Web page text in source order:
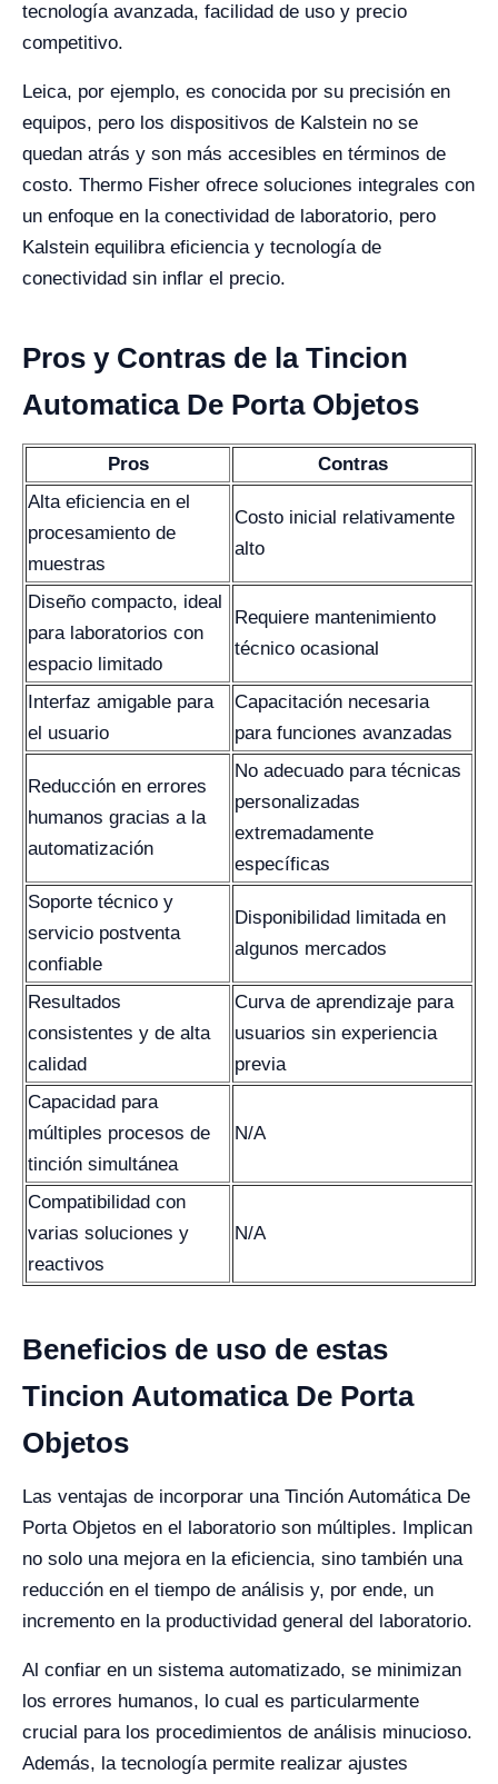
tecnología avanzada, facilidad de uso y precio
competitivo.
Leica, por ejemplo, es conocida por su precisión en
equipos, pero los dispositivos de Kalstein no se
quedan atrás y son más accesibles en términos de
costo. Thermo Fisher ofrece soluciones integrales con
un enfoque en la conectividad de laboratorio, pero
Kalstein equilibra eficiencia y tecnología de
conectividad sin inflar el precio.
Pros y Contras de la Tincion
Automatica De Porta Objetos
Pros
Contras
Alta eficiencia en el
procesamiento de
muestras
Costo inicial relativamente
alto
Diseño compacto, ideal
para laboratorios con
espacio limitado
Requiere mantenimiento
técnico ocasional
Interfaz amigable para
el usuario
Capacitación necesaria
para funciones avanzadas
Reducción en errores
humanos gracias a la
automatización
No adecuado para técnicas
personalizadas
extremadamente
específicas
Soporte técnico y
servicio postventa
confiable
Disponibilidad limitada en
algunos mercados
Resultados
consistentes y de alta
calidad
Curva de aprendizaje para
usuarios sin experiencia
previa
Capacidad para
múltiples procesos de
tinción simultánea
N/A
Compatibilidad con
varias soluciones y
reactivos
N/A
Beneficios de uso de estas
Tincion Automatica De Porta
Objetos
Las ventajas de incorporar una Tinción Automática De
Porta Objetos en el laboratorio son múltiples. Implican
no solo una mejora en la eficiencia, sino también una
reducción en el tiempo de análisis y, por ende, un
incremento en la productividad general del laboratorio.
Al confiar en un sistema automatizado, se minimizan
los errores humanos, lo cual es particularmente
crucial para los procedimientos de análisis minucioso.
Además, la tecnología permite realizar ajustes